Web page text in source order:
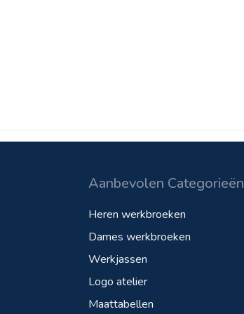
Aanbevolen Categorieën
Heren werkbroeken
Dames werkbroeken
Werkjassen
Logo atelier
Maattabellen